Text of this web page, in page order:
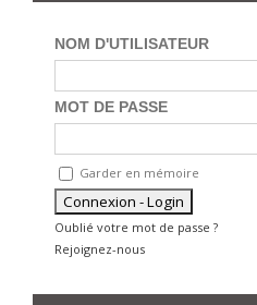
NOM D'UTILISATEUR
MOT DE PASSE
Garder en mémoire
Oublié votre mot de passe ?
Rejoignez-nous